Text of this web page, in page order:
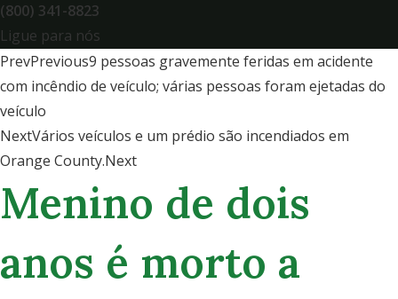
(800) 341-8823
Ligue para nós
PrevPrevious9 pessoas gravemente feridas em acidente
com incêndio de veículo; várias pessoas foram ejetadas do
veículo
NextVários veículos e um prédio são incendiados em
Orange County.Next
Menino de dois
anos é morto a